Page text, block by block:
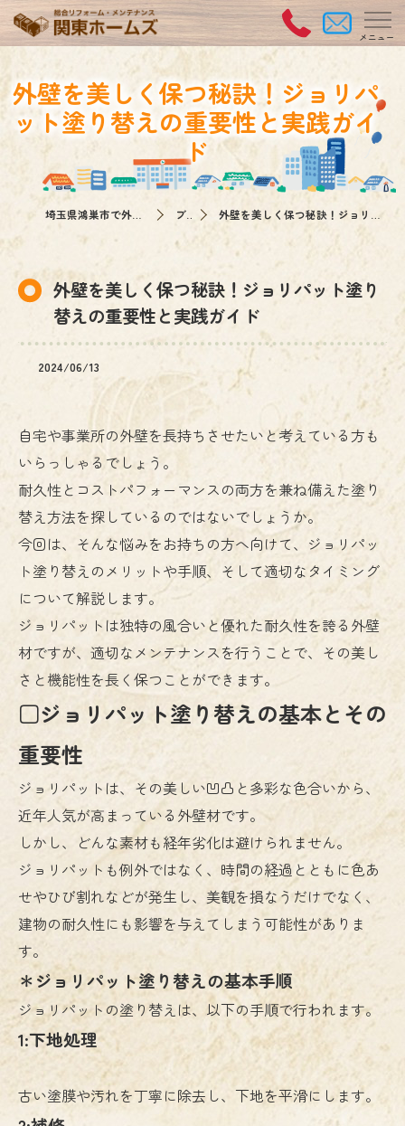
外壁を美しく保つ秘訣！ジョリパ
ット塗り替えの重要性と実践ガイ
ド
ブログ 外壁を美しく保つ秘訣！ジョリパット塗り替えの重要性と実践ガイド
外壁を美しく保つ秘訣！ジョリパット塗り
替えの重要性と実践ガイド
2024/06/13
自宅や事業所の外壁を長持ちさせたいと考えている方も
いらっしゃるでしょう。
耐久性とコストパフォーマンスの両方を兼ね備えた塗り
替え方法を探しているのではないでしょうか。
今回は、そんな悩みをお持ちの方へ向けて、ジョリパッ
ト塗り替えのメリットや手順、そして適切なタイミング
について解説します。
ジョリパットは独特の風合いと優れた耐久性を誇る外壁
材ですが、適切なメンテナンスを行うことで、その美し
さと機能性を長く保つことができます。
□ジョリパット塗り替えの基本とその
重要性
ジョリパットは、その美しい凹凸と多彩な色合いから、
近年人気が高まっている外壁材です。
しかし、どんな素材も経年劣化は避けられません。
ジョリパットも例外ではなく、時間の経過とともに色あ
せやひび割れなどが発生し、美観を損なうだけでなく、
建物の耐久性にも影響を与えてしまう可能性がありま
す。
＊ジョリパット塗り替えの基本手順
ジョリパットの塗り替えは、以下の手順で行われます。
1:下地処理
古い塗膜や汚れを丁寧に除去し、下地を平滑にします。